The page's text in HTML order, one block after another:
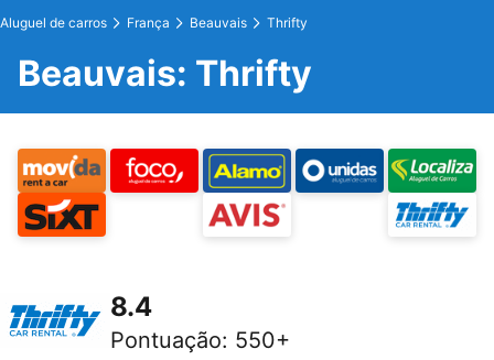
Aluguel de carros França Beauvais Thrifty
Beauvais: Thrifty
8.4
Pontuação: 550+